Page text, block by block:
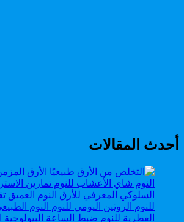
أحدث المقالات